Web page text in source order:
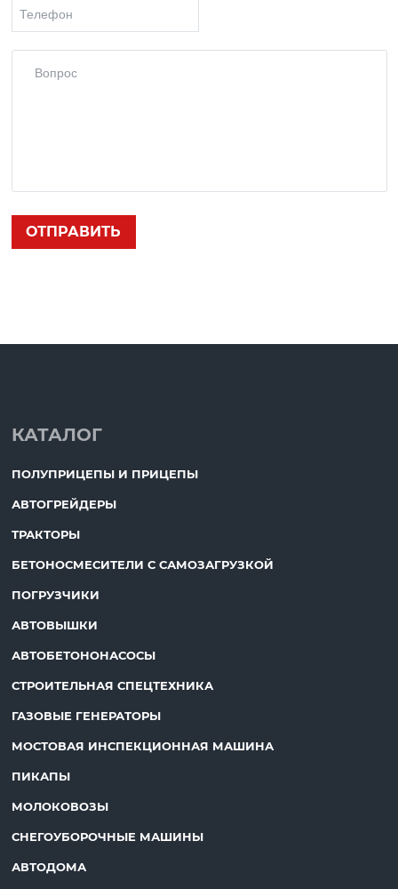
КАТАЛОГ
ПОЛУПРИЦЕПЫ И ПРИЦЕПЫ
АВТОГРЕЙДЕРЫ
ТРАКТОРЫ
БЕТОНОСМЕСИТЕЛИ С САМОЗАГРУЗКОЙ
ПОГРУЗЧИКИ
АВТОВЫШКИ
АВТОБЕТОНОНАСОСЫ
СТРОИТЕЛЬНАЯ СПЕЦТЕХНИКА
ГАЗОВЫЕ ГЕНЕРАТОРЫ
МОСТОВАЯ ИНСПЕКЦИОННАЯ МАШИНА
ПИКАПЫ
МОЛОКОВОЗЫ
СНЕГОУБОРОЧНЫЕ МАШИНЫ
АВТОДОМА